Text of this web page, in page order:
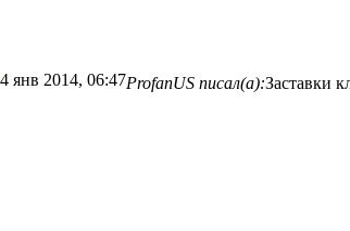
янв 2014, 06:47ProfanUS писал(а):Заставки